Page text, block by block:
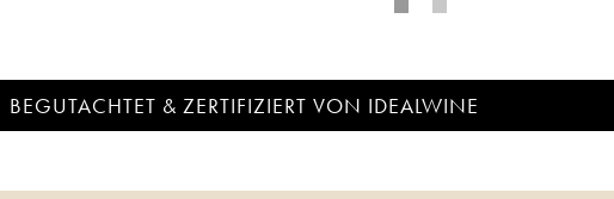
BEGUTACHTET & ZERTIFIZIERT VON IDEALWINE